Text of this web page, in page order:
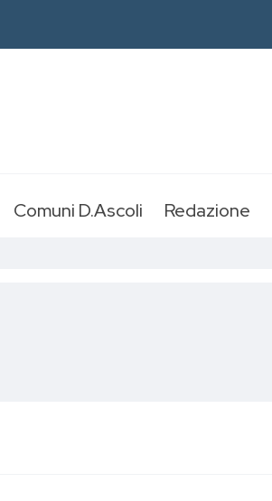
Comuni D.Ascoli Redazione